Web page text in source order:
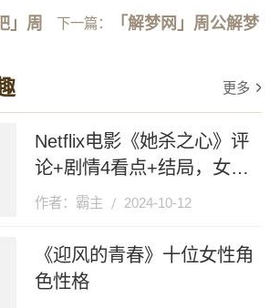
」周 下一篇： 「解梦网」周公解梦
更多
Netflix电影《她杀之心》评
论+剧情4看点+结局，女性
赋权与身份认同的迷宫之旅
作者：霸主 2024-10-12
《迎风的青春》十位女性角
色性格